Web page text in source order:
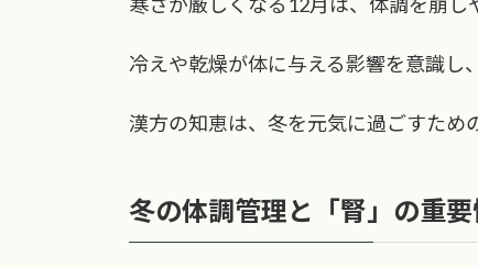
冷えや乾燥が体に与える影響を意識し
漢方の知恵は、冬を元気に過ごすため
冬の体調管理と「腎」の重